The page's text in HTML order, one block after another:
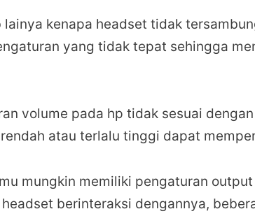
lainya kenapa headset tidak
yang tidak tepat sehingga
volume pada hp tidak sesuai
atau terlalu tinggi dapat
mungkin memiliki pengaturan
berinteraksi dengannya,